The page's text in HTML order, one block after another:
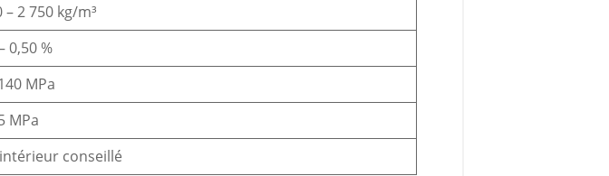
– 2 750 kg/m³
0,50 %
MPa
MPa
conseillé